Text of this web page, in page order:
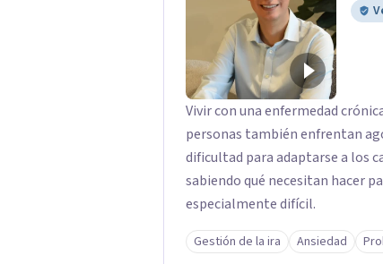
Vivir con una enfermedad
personas también enfrentan
dificultad para adaptarse a los
sabiendo qué necesitan hacer
especialmente difícil.
Gestión de la ira Ansiedad